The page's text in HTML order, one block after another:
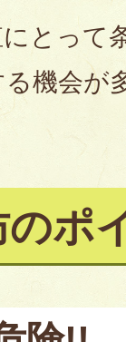
とって
機会が
ポ